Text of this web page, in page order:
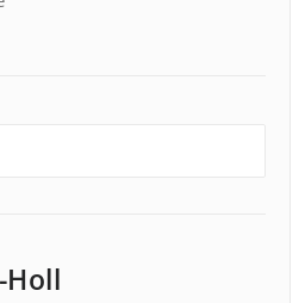
Holl